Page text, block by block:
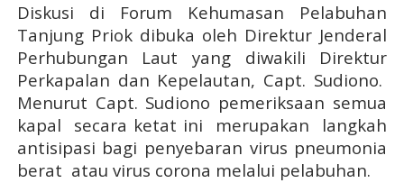
Diskusi di Forum Kehumasan Pelabuhan
Tanjung Priok dibuka oleh Direktur Jenderal
Perhubungan Laut yang diwakili Direktur
Perkapalan dan Kepelautan, Capt. Sudiono.
Menurut Capt. Sudiono pemeriksaan semua
kapal secara ketat ini merupakan langkah
antisipasi bagi penyebaran virus pneumonia
berat atau virus corona melalui pelabuhan.